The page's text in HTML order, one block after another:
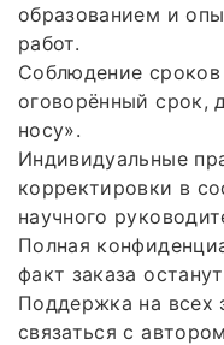
образованием и
работ.
Соблюдение
оговорённый срок,
носу».
Индивидуальные
корректировки в
научного
Полная
факт заказа
Поддержка на всех
связаться с